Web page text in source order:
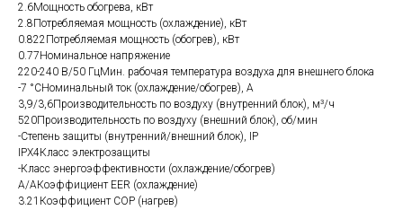
2.6Мощность обогрева, кВт
2.8Потребляемая мощность (охлаждение), кВт
0.822Потребляемая мощность (обогрев), кВт
0.77Номинальное напряжение
220-240 В/50 ГцМин. рабочая температура воздуха для внешнего блока
-7 °СНоминальный ток (охлаждение/обогрев), А
3,9/3,6Производительность по воздуху (внутренний блок), м³/ч
520Производительность по воздуху (внешний блок), об/мин
-Степень защиты (внутренний/внешний блок), IP
IPX4Класс электрозащиты
-Класс энергоэффективности (охлаждение/обогрев)
A/AКоэффициент EER (охлаждение)
3.21Коэффициент COP (нагрев)